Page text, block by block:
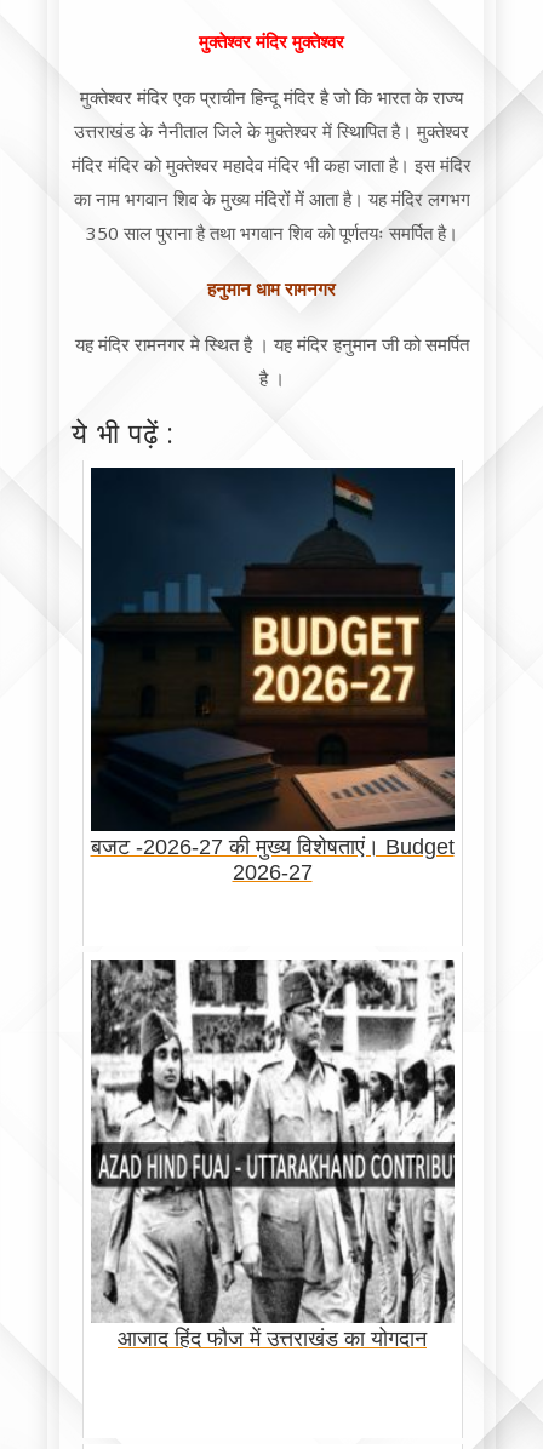
मुक्तेश्वर मंदिर मुक्तेश्वर
मुक्तेश्वर मंदिर एक प्राचीन हिन्दू मंदिर है जो कि भारत के राज्य
उत्तराखंड के नैनीताल जिले के मुक्तेश्वर में स्थिापित है। मुक्तेश्वर
मंदिर मंदिर को मुक्तेश्वर महादेव मंदिर भी कहा जाता है। इस मंदिर
का नाम भगवान शिव के मुख्य मंदिरों में आता है। यह मंदिर लगभग
350 साल पुराना है तथा भगवान शिव को पूर्णतयः समर्पित है।
हनुमान धाम रामनगर
यह मंदिर रामनगर मे स्थित है । यह मंदिर हनुमान जी को समर्पित
है ।
ये भी पढ़ें :
बजट -2026-27 की मुख्य विशेषताएं। Budget
2026-27
आजाद हिंद फौज में उत्तराखंड का योगदान